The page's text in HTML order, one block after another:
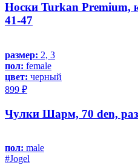
Носки Turkan Premium,
41-47
размер: 2, 3
пол: female
цвет: черный
899 ₽
Чулки Шарм, 70 den,
пол: male
#Jоgel